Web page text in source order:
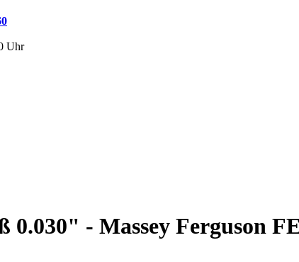
Uhr
0.030" - Massey Ferguson